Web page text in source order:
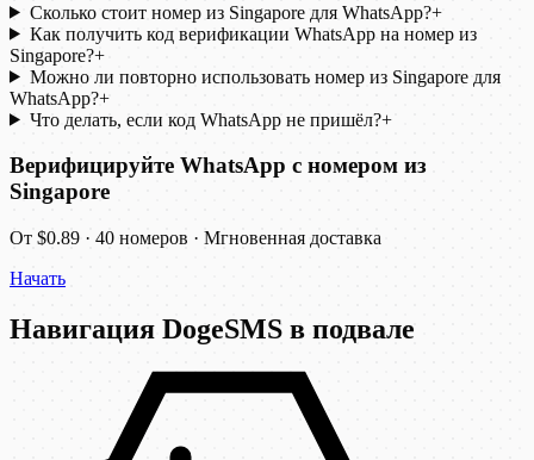
Сколько стоит номер из Singapore для WhatsApp?+
Как получить код верификации WhatsApp на номер из
Singapore?+
Можно ли повторно использовать номер из Singapore для
WhatsApp?+
Что делать, если код WhatsApp не пришёл?+
Верифицируйте WhatsApp с номером из
Singapore
От $0.89 · 40 номеров · Мгновенная доставка
Начать
Навигация DogeSMS в подвале